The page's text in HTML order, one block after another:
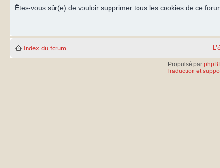
Êtes-vous sûr(e) de vouloir supprimer tous les cookies de ce
Index du forum
Propulsé par
Traduction et